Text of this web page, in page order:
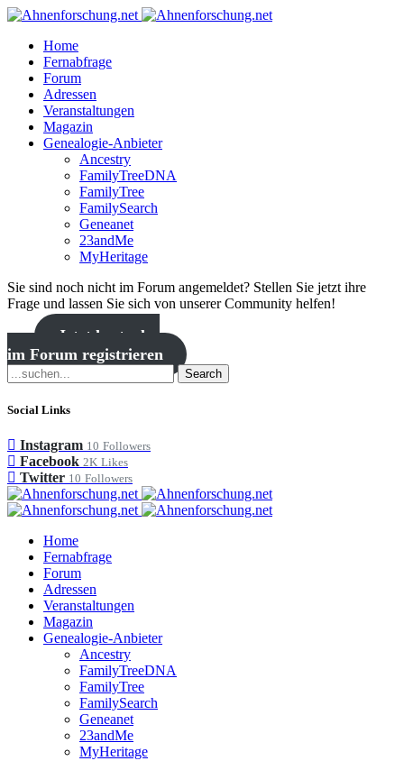
Home
Fernabfrage
Forum
Adressen
Veranstaltungen
Magazin
Genealogie-Anbieter
Ancestry
FamilyTreeDNA
FamilyTree
FamilySearch
Geneanet
23andMe
MyHeritage
Sie sind noch nicht im Forum angemeldet? Stellen Sie jetzt ihre
Frage und lassen Sie sich von unserer Community helfen!
Jetzt kostenlos
im Forum registrieren
Search
Social Links
Instagram 10 Followers
Facebook 2K Likes
Twitter 10 Followers
Home
Fernabfrage
Forum
Adressen
Veranstaltungen
Magazin
Genealogie-Anbieter
Ancestry
FamilyTreeDNA
FamilyTree
FamilySearch
Geneanet
23andMe
MyHeritage